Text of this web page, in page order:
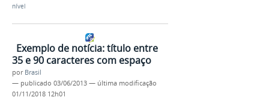
nível
Exemplo de notícia: título entre
35 e 90 caracteres com espaço
por Brasil
— publicado 03/06/2013 — última modificação
01/11/2018 12h01